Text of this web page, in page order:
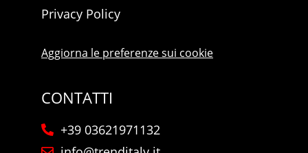
Privacy Policy
Aggiorna le preferenze sui cookie
CONTATTI
+39 03621971132